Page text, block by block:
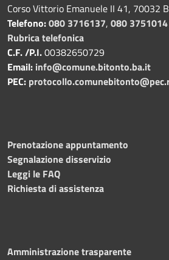
Corso Vittorio Emanuele II 41, 70032
Telefono:080 3716137, 080 3751014
Rubrica telefonica
C.F. /P.I.00382650729
Email: info@comune.bitonto.ba.it
PEC:
Prenotazione appuntamento
Segnalazione disservizio
Leggi le FAQ
Richiesta di assistenza
Amministrazione trasparente